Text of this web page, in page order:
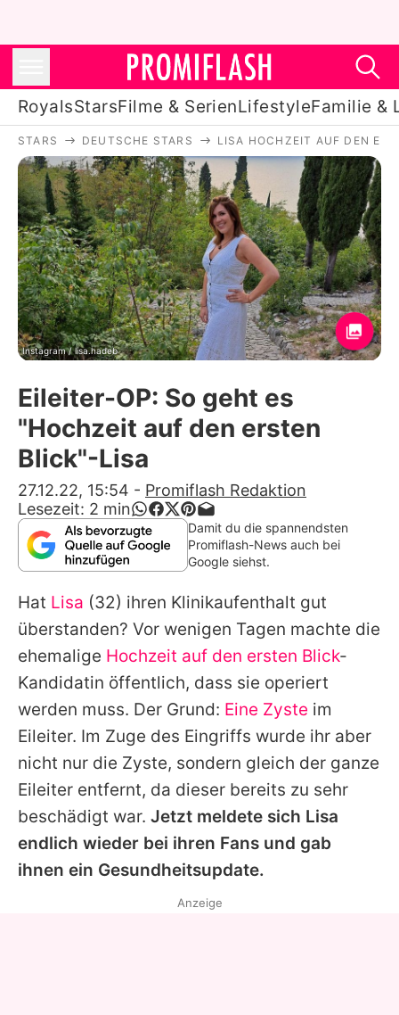
RoyalsStarsFilme & SerienLifestyleFamilie &
Royals
Stars
Filme & Serien
Lifestyle
Familie & Liebe
Promiflash Exklusiv
Alle Themen auf Promiflash
App runterladen
Team
Redaktionelle Richtlinien
Impressum
Datenschutzerklärung
Nutzungsbedingungen
Utiq verwalten
STARS DEUTSCHE STARS LISA HOCHZEIT AUF DEN
Instagram / lisa.hadeb
Eileiter-OP: So geht es
"Hochzeit auf den ersten
Blick"-Lisa
27.12.22, 15:54 - Promiflash Redaktion
Lesezeit: 2 min
Damit du die spannendsten
Promiflash-News auch bei
Google siehst.
Hat Lisa (32) ihren Klinikaufenthalt gut
überstanden? Vor wenigen Tagen machte die
ehemalige Hochzeit auf den ersten Blick-
Kandidatin öffentlich, dass sie operiert
werden muss. Der Grund: Eine Zyste im
Eileiter. Im Zuge des Eingriffs wurde ihr aber
nicht nur die Zyste, sondern gleich der ganze
Eileiter entfernt, da dieser bereits zu sehr
beschädigt war. Jetzt meldete sich Lisa
endlich wieder bei ihren Fans und gab
ihnen ein Gesundheitsupdate.
Anzeige